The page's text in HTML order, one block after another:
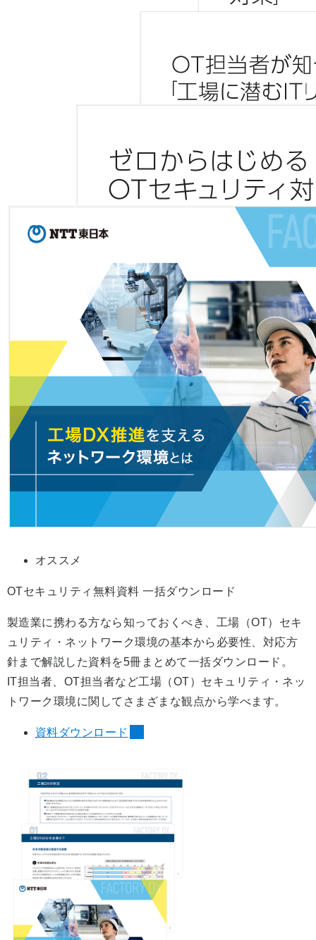
オススメ
OTセキュリティ無料資料 一括ダウンロード
製造業に携わる方なら知っておくべき、工場（OT）セキ
ュリティ・ネットワーク環境の基本から必要性、対応方
針まで解説した資料を5冊まとめて一括ダウンロード。
IT担当者、OT担当者など工場（OT）セキュリティ・ネッ
トワーク環境に関してさまざまな観点から学べます。
資料ダウンロード